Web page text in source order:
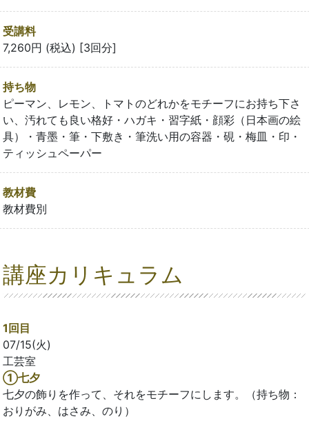
受講料
7,260円 (税込) [3回分]
持ち物
ピーマン、レモン、トマトのどれかをモチーフにお持ち下さ
い、汚れても良い格好・ハガキ・習字紙・顔彩（日本画の絵
具）・青墨・筆・下敷き・筆洗い用の容器・硯・梅皿・印・
ティッシュペーパー
教材費
教材費別
講座カリキュラム
1回目
07/15(火)
工芸室
①七夕
七夕の飾りを作って、それをモチーフにします。（持ち物：
おりがみ、はさみ、のり）